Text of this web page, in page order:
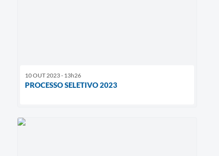
10 OUT 2023 - 13h26
PROCESSO SELETIVO 2023